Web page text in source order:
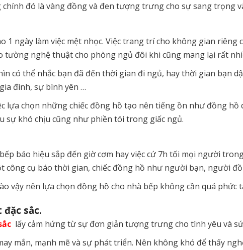
đó là vàng đồng và đen tượng trưng cho sự sang trọng
1 ngày làm việc mệt nhọc. Việc trang trí cho không gian riêng
nghệ thuật cho phòng ngủ đôi khi cũng mang lại rất
có thể nhắc bạn đã đến thời gian đi ngủ, hay thời gian bạn
đình, sự bình yên …
lựa chọn những chiếc đồng hồ tạo nên tiếng ồn như đồng
sự khó chịu cũng như phiền tói trong giấc ngủ.
báo hiệu sắp đến giờ cơm hay việc cứ 7h tối mọi người
công cụ báo thời gian, chiếc đồng hồ như người bạn, người
vậy nên lựa chọn đồng hồ cho nhà bếp không cần quá phức
sắc.
lấy cảm hứng từ sự đơn giản tượng trưng cho tình yêu và
mắn, mạnh mẽ và sự phát triển. Nên không khó để thấy